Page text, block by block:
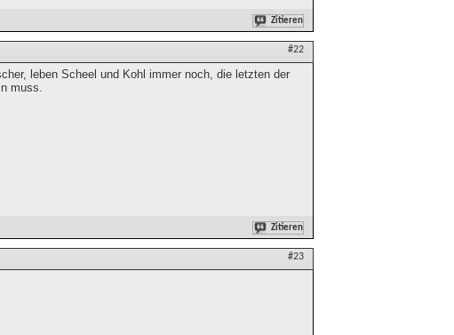
Zitieren
#22
leben Scheel und Kohl immer noch, die letzten der
muss.
Zitieren
#23